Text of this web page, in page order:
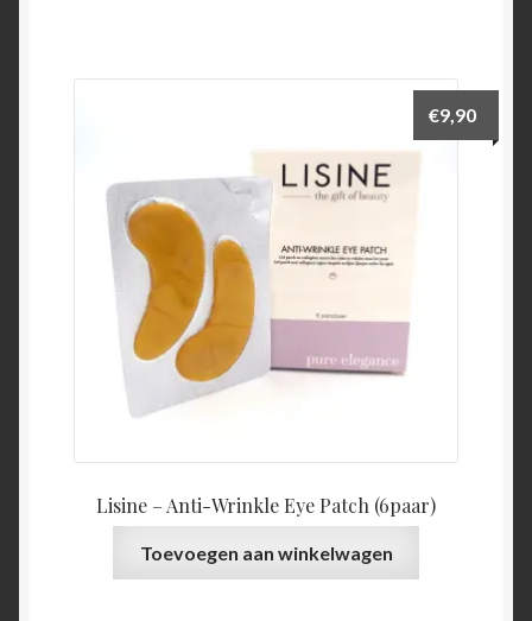
Lisine – Anti-Wrinkle Eye Patch (6paar)
€9,90
Toevoegen aan winkelwagen